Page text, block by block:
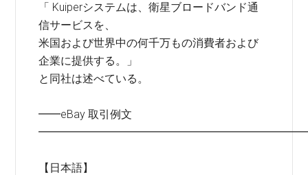
「 Kuiperシステムは、衛星ブロードバンド通
信サービスを、
米国および世界中の何千万もの消費者および
企業に提供する。」
と同社は述べている。
━━eBay 取引例文
【日本語】